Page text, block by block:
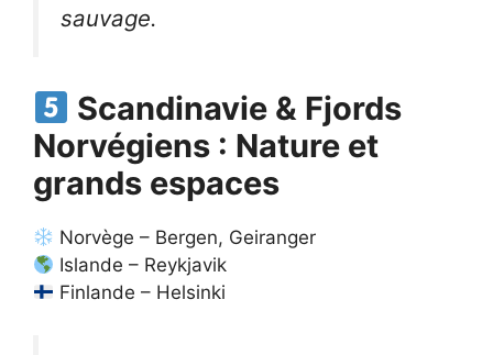
sauvage.
Scandinavie & Fjords
Norvégiens : Nature et
grands espaces
Norvège – Bergen, Geiranger
Islande – Reykjavik
Finlande – Helsinki